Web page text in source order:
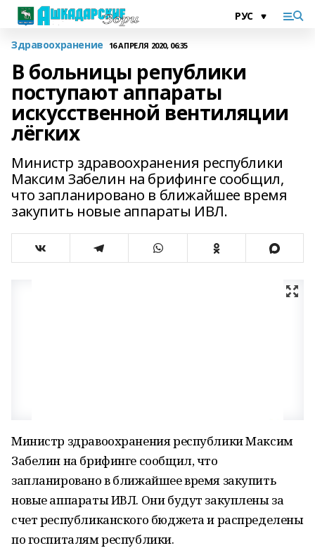
Здравоохранение 16 АПРЕЛЯ 2020, 06:35
В больницы републики
поступают аппараты
искусственной вентиляции
лёгких
Министр здравоохранения республики
Максим Забелин на брифинге сообщил,
что запланировано в ближайшее время
закупить новые аппараты ИВЛ.
Министр здравоохранения республики Максим
Забелин на брифинге сообщил, что
запланировано в ближайшее время закупить
новые аппараты ИВЛ. Они будут закуплены за
счет республиканского бюджета и распределены
по госпиталям республики.